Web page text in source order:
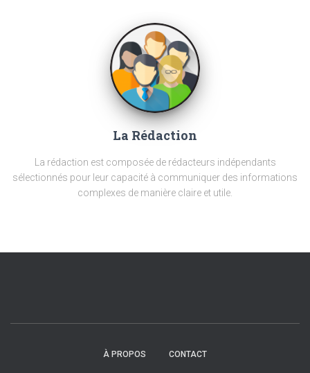
La Rédaction
La rédaction est composée de rédacteurs indépendants
sélectionnés pour leur capacité à communiquer des informations
complexes de manière claire et utile.
À PROPOS CONTACT